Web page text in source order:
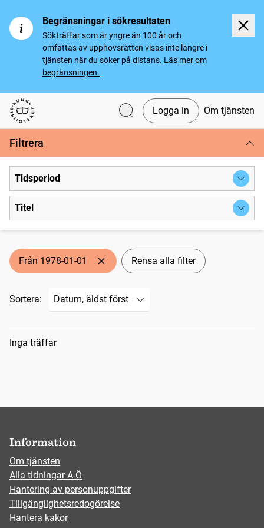
Begränsningar i sökresultaten
Sökträffar som är yngre än 100 år och
omfattas av upphovsrätten visas inte längre i
tjänsten när du söker på distans. Läs mer om
begränsningen.
Svenska tidningar
Logga in Om tjänsten
Filtrera
Tidsperiod
Titel
Från 1978-01-01 Rensa alla filter
Sortera:
Sökresultat
Inga träffar
Information
Om tjänsten
Alla tidningar A-Ö
Hantering av personuppgifter
Tillgänglighetsredogörelse
Hantera kakor